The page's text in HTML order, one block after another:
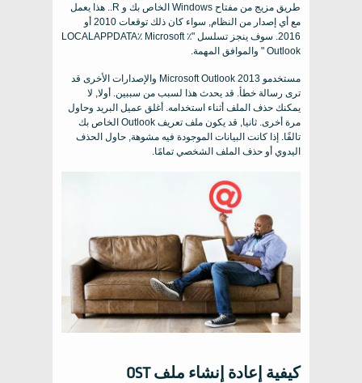
طريق مزيج من مفتاح Windows الخاص بك و R.. هذا يعمل
مع أي إصدار من النظام, سواء كان ذلك توقعات 2010 أو
2016. سوف ينجز تسلسل "٪ LOCALAPPDATA٪ Microsoft
Outlook " والموافق المهمة.
مستخدمو Microsoft Outlook 2013 والإصدارات الأخرى قد
ترى رسالة خطأ. قد يحدث هذا لسبب من سببين. أولا, لا
يمكنك حذف الملف أثناء استخدامه. أغلق عميل البريد وحاول
مرة أخرى. ثانيا, قد يكون ملف تعريف Outlook الخاص بك
تالفًا. إذا كانت البيانات الموجودة فيه مشوهة, حاول الحذف
اليدوي أو حذف الملف الشخصي تمامًا.
كيفية إعادة إنشاء ملف OST